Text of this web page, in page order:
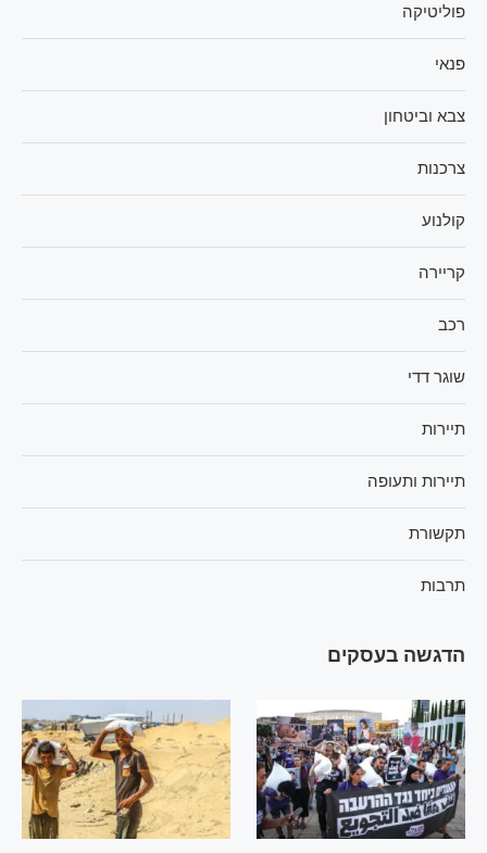
פוליטיקה
פנאי
צבא וביטחון
צרכנות
קולנוע
קריירה
רכב
שוגר דדי
תיירות
תיירות ותעופה
תקשורת
תרבות
הדגשה בעסקים